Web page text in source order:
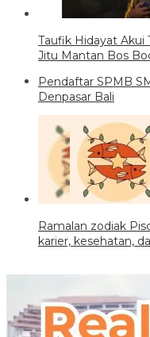
Taufik Hidayat Akui
Jitu Mantan Bos
Pendaftar SPMB
Denpasar Bali
Ramalan zodiak
karier, kesehatan,